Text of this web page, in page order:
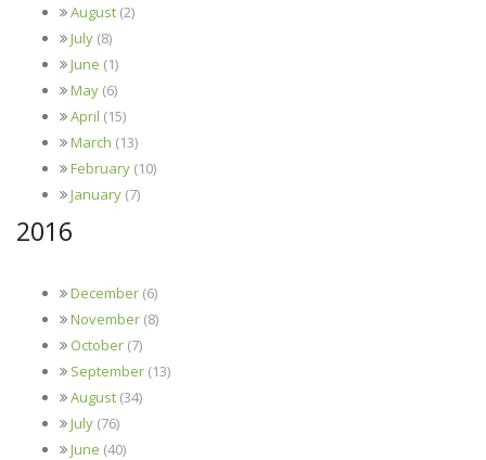
August (2)
July (8)
June (1)
May (6)
April (15)
March (13)
February (10)
January (7)
2016
December (6)
November (8)
October (7)
September (13)
August (34)
July (76)
June (40)